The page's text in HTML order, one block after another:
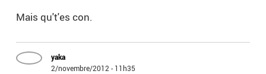
Mais qu't'es con.
yaka
2/novembre/2012 - 11h35